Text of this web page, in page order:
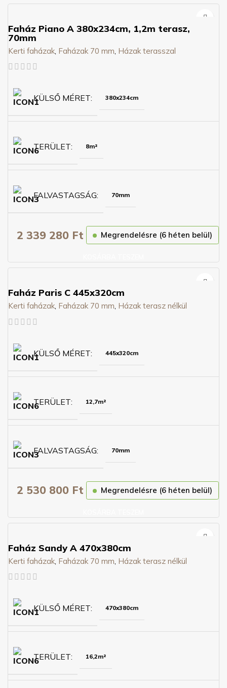
Faház Piano A 380x234cm, 1,2m terasz,
70mm
Kerti faházak Faházak 70 mm Házak terasszal
KÜLSŐ MÉRET 380x234cm
TERÜLET 8m²
FALVASTAGSÁG 70mm
2 339 280 Ft Megrendelésre (6 héten belül)
Faház Paris C 445x320cm
Kerti faházak, Faházak 70 mm, Házak terasz nélkül
KÜLSŐ MÉRET 445x320cm
TERÜLET 12,7m²
FALVASTAGSÁG 70mm
2 530 800 Ft Megrendelésre (6 héten belül)
Faház Sandy A 470x380cm
Kerti faházak Faházak 70 mm Házak terasz nélkül
KÜLSŐ MÉRET 470x380cm
TERÜLET 16,2m²